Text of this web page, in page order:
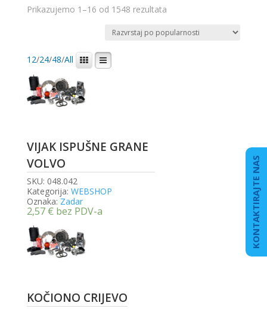
Prikazujemo 1–16 od 1548 rezultataPoredano
popularnosti
12/24/48/All
VIJAK ISPUŠNE GRANE
VOLVO
SKU: 048.042
Kategorija: WEBSHOP
Oznaka: Zadar
2,57 € bez PDV-a
KOČIONO CRIJEVO
KONTAKTIRAJTE NAS